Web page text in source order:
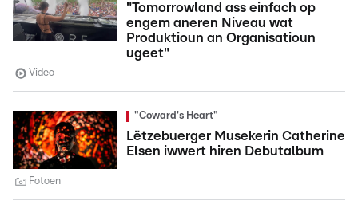
"Tomorrowland ass einfach op
engem aneren Niveau wat
Produktioun an Organisatioun
ugeet"
Video
"Coward's Heart"
Lëtzebuerger Musekerin Catherine
Elsen iwwert hiren Debutalbum
Fotoen